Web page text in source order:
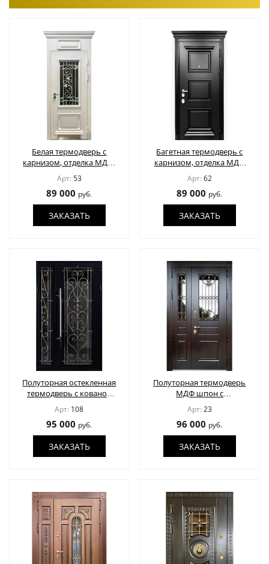
Белая термодверь с
карнизом, отделка МДФ,
остекление и решетка
Арт: 53
89 000 руб.
ЗАКАЗАТЬ
Багетная термодверь с
карнизом, отделка МДФ
шпон
Арт: 62
89 000 руб.
ЗАКАЗАТЬ
Полуторная остекленная
термодверь с кованой
решеткой
Арт: 108
95 000 руб.
ЗАКАЗАТЬ
Полуторная термодверь
МДФ шпон с
остеклением и решеткой
Арт: 23
96 000 руб.
ЗАКАЗАТЬ